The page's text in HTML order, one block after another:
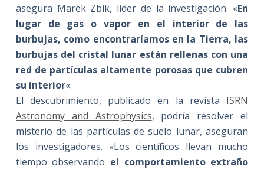
asegura Marek Zbik, líder de la investigación. «En
lugar de gas o vapor en el interior de las
burbujas, como encontraríamos en la Tierra, las
burbujas del cristal lunar están rellenas con una
red de partículas altamente porosas que cubren
su interior«.
El descubrimiento, publicado en la revista ISRN
Astronomy and Astrophysics, podría resolver el
misterio de las partículas de suelo lunar, aseguran
los investigadores. «Los científicos llevan mucho
tiempo observando el comportamiento extraño